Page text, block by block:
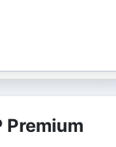
Premium